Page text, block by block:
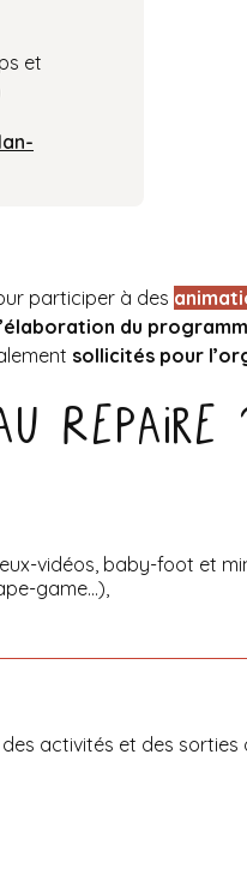
et
participer à des
du
sollicités pour
Repaire
vidéos, baby-foot et
game…),
activités et des sorties